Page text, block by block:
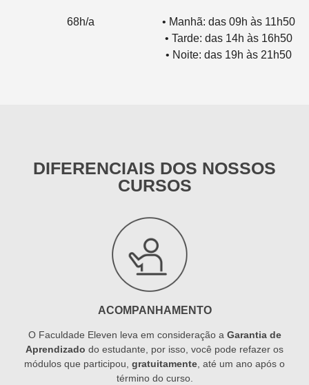
68h/a
• Manhã: das 09h às 11h50
• Tarde: das 14h às 16h50
• Noite: das 19h às 21h50
DIFERENCIAIS DOS NOSSOS
CURSOS
ACOMPANHAMENTO
O Faculdade Eleven leva em consideração a Garantia de
Aprendizado do estudante, por isso, você pode refazer os
módulos que participou, gratuitamente, até um ano após o
término do curso.